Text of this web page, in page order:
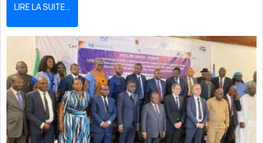
LIRE LA SUITE…